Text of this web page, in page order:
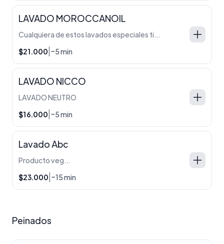
LAVADO MOROCCANOIL
$21.000 ~5 min
LAVADO NICCO
LAVADO NEUTRO
$16.000 ~5 min
Lavado Abc
$23.000 ~15 min
Peinados